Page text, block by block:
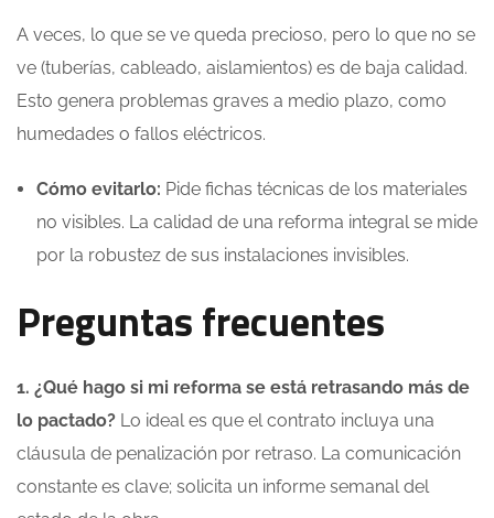
A veces, lo que se ve queda precioso, pero lo que no se
ve (tuberías, cableado, aislamientos) es de baja calidad.
Esto genera problemas graves a medio plazo, como
humedades o fallos eléctricos.
Cómo evitarlo: Pide fichas técnicas de los materiales
no visibles. La calidad de una reforma integral se mide
por la robustez de sus instalaciones invisibles.
Preguntas frecuentes
1. ¿Qué hago si mi reforma se está retrasando más de
lo pactado? Lo ideal es que el contrato incluya una
cláusula de penalización por retraso. La comunicación
constante es clave; solicita un informe semanal del